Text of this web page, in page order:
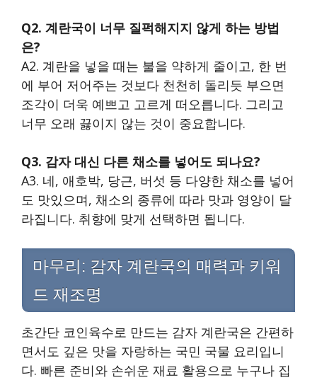
Q2. 계란국이 너무 질퍽해지지 않게 하는 방법
은?
A2. 계란을 넣을 때는 불을 약하게 줄이고, 한 번
에 부어 저어주는 것보다 천천히 돌리듯 부으면
조각이 더욱 예쁘고 고르게 떠오릅니다. 그리고
너무 오래 끓이지 않는 것이 중요합니다.
Q3. 감자 대신 다른 채소를 넣어도 되나요?
A3. 네, 애호박, 당근, 버섯 등 다양한 채소를 넣어
도 맛있으며, 채소의 종류에 따라 맛과 영양이 달
라집니다. 취향에 맞게 선택하면 됩니다.
마무리: 감자 계란국의 매력과 키워
드 재조명
초간단 코인육수로 만드는 감자 계란국은 간편하
면서도 깊은 맛을 자랑하는 국민 국물 요리입니
다. 빠른 준비와 손쉬운 재료 활용으로 누구나 집